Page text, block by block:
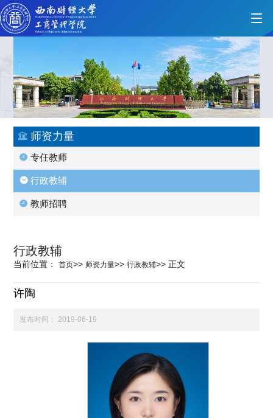
首页
人才培养
交流合作
师资力量
专任教师
行政教辅
教师招聘
行政教辅
当前位置：首页>> 师资力量>> 行政教辅>> 正文
许陶
发布时间： 2019-06-19